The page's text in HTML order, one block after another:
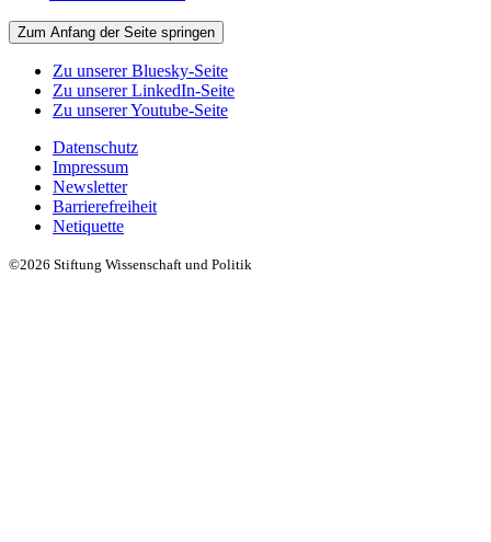
Zum Anfang der Seite springen
Zu unserer Bluesky-Seite
Zu unserer LinkedIn-Seite
Zu unserer Youtube-Seite
Datenschutz
Impressum
Newsletter
Barrierefreiheit
Netiquette
©2026 Stiftung Wissenschaft und Politik